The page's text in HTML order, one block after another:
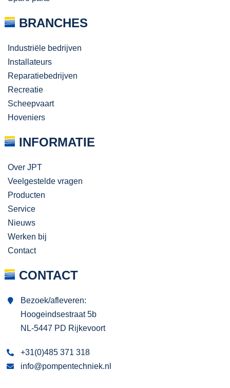
BRANCHES
Industriële bedrijven
Installateurs
Reparatiebedrijven
Recreatie
Scheepvaart
Hoveniers
INFORMATIE
Over JPT
Veelgestelde vragen
Producten
Service
Nieuws
Werken bij
Contact
CONTACT
Bezoek/afleveren:
Hoogeindsestraat 5b
NL-5447 PD Rijkevoort
+31(0)485 371 318
info@pompentechniek.nl